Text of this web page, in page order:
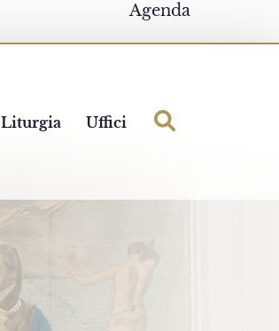
Agenda
Liturgia Uffici